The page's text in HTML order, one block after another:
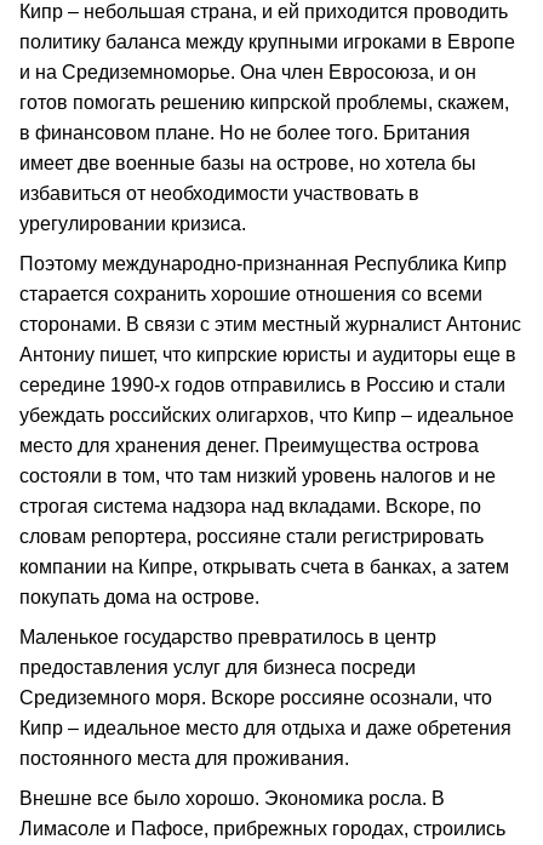
Кипр – небольшая страна, и ей приходится проводить
политику баланса между крупными игроками в Европе
и на Средиземноморье. Она член Евросоюза, и он
готов помогать решению кипрской проблемы, скажем,
в финансовом плане. Но не более того. Британия
имеет две военные базы на острове, но хотела бы
избавиться от необходимости участвовать в
урегулировании кризиса.
Поэтому международно-признанная Республика Кипр
старается сохранить хорошие отношения со всеми
сторонами. В связи с этим местный журналист Антонис
Антониу пишет, что кипрские юристы и аудиторы еще в
середине 1990-х годов отправились в Россию и стали
убеждать российских олигархов, что Кипр – идеальное
место для хранения денег. Преимущества острова
состояли в том, что там низкий уровень налогов и не
строгая система надзора над вкладами. Вскоре, по
словам репортера, россияне стали регистрировать
компании на Кипре, открывать счета в банках, а затем
покупать дома на острове.
Маленькое государство превратилось в центр
предоставления услуг для бизнеса посреди
Средиземного моря. Вскоре россияне осознали, что
Кипр – идеальное место для отдыха и даже обретения
постоянного места для проживания.
Внешне все было хорошо. Экономика росла. В
Лимасоле и Пафосе, прибрежных городах, строились